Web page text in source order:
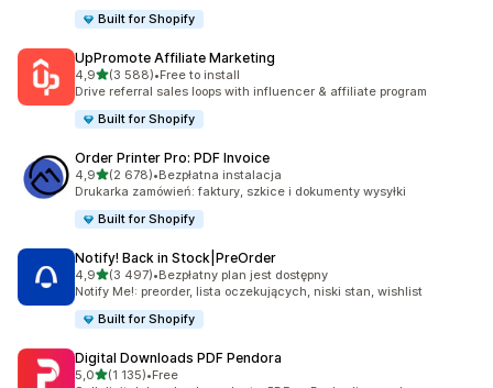
Built for Shopify
UpPromote Affiliate Marketing
4,9na 5 gwiazdek
(3 588)
Łączna liczba recenzji: 3588
•Free to install
Drive referral sales loops with influencer & affiliate program
Built for Shopify
Order Printer Pro: PDF Invoice
4,9na 5 gwiazdek
(2 678)
Łączna liczba recenzji: 2678
•Bezpłatna instalacja
Drukarka zamówień: faktury, szkice i dokumenty wysyłki
Built for Shopify
Notify! Back in Stock|PreOrder
4,9na 5 gwiazdek
(3 497)
Łączna liczba recenzji: 3497
•Bezpłatny plan jest dostępny
Notify Me!: preorder, lista oczekujących, niski stan, wishlist
Built for Shopify
Digital Downloads PDF Pendora
5,0na 5 gwiazdek
(1 135)
Łączna liczba recenzji: 1135
•Free